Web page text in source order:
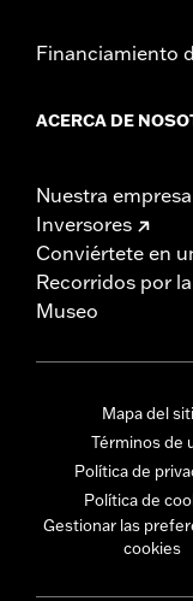
Financiamiento
ACERCA DE
Nuestra empresa
Inversores
Conviértete en
Recorridos por
Museo
Mapa del
Términos de
Política de
Política de
Gestionar las
cookies